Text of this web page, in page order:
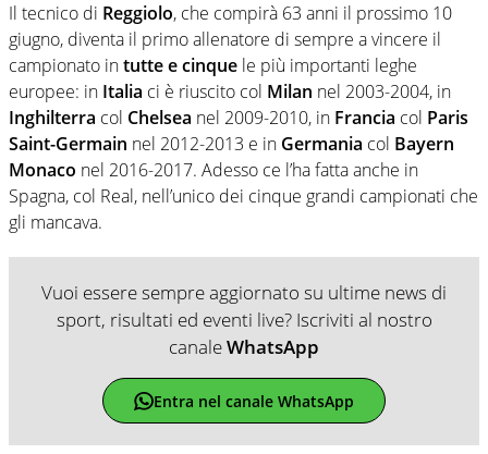
Il tecnico di Reggiolo, che compirà 63 anni il prossimo 10
giugno, diventa il primo allenatore di sempre a vincere il
campionato intutte e cinque le più importanti leghe
europee: in Italia ci è riuscito col Milan nel 2003-2004, in
Inghilterra col Chelsea nel 2009-2010, in Francia col Paris
Saint-Germain nel 2012-2013 e in Germania col Bayern
Monaco nel 2016-2017. Adesso ce l’ha fatta anche in
Spagna, col Real, nell’unico dei cinque grandi campionati che
gli mancava.
Vuoi essere sempre aggiornato su ultime news di
sport, risultati ed eventi live? Iscriviti al nostro
canaleWhatsApp
Entra nel canale WhatsApp